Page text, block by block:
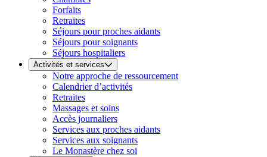
Forfaits
Retraites
Séjours pour proches aidants
Séjours pour soignants
Séjours hospitaliers
Activités et services
Notre approche de ressourcement
Calendrier d’activités
Retraites
Massages et soins
Accès journaliers
Services aux proches aidants
Services aux soignants
Le Monastère chez soi